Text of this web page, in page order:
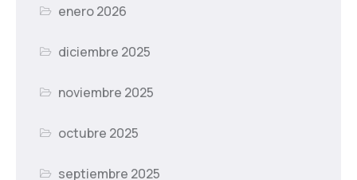
enero 2026
diciembre 2025
noviembre 2025
octubre 2025
septiembre 2025